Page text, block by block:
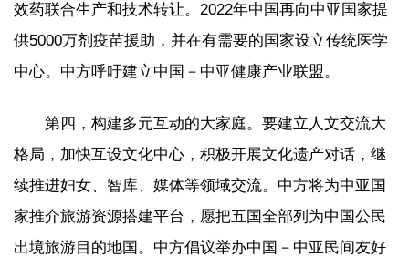
效药联合生产和技术转让。2022年中国再向中亚国家提
供5000万剂疫苗援助，并在有需要的国家设立传统医学
中心。中方呼吁建立中国－中亚健康产业联盟。
第四，构建多元互动的大家庭。要建立人文交流大
格局，加快互设文化中心，积极开展文化遗产对话，继
续推进妇女、智库、媒体等领域交流。中方将为中亚国
家推介旅游资源搭建平台，愿把五国全部列为中国公民
出境旅游目的地国。中方倡议举办中国－中亚民间友好